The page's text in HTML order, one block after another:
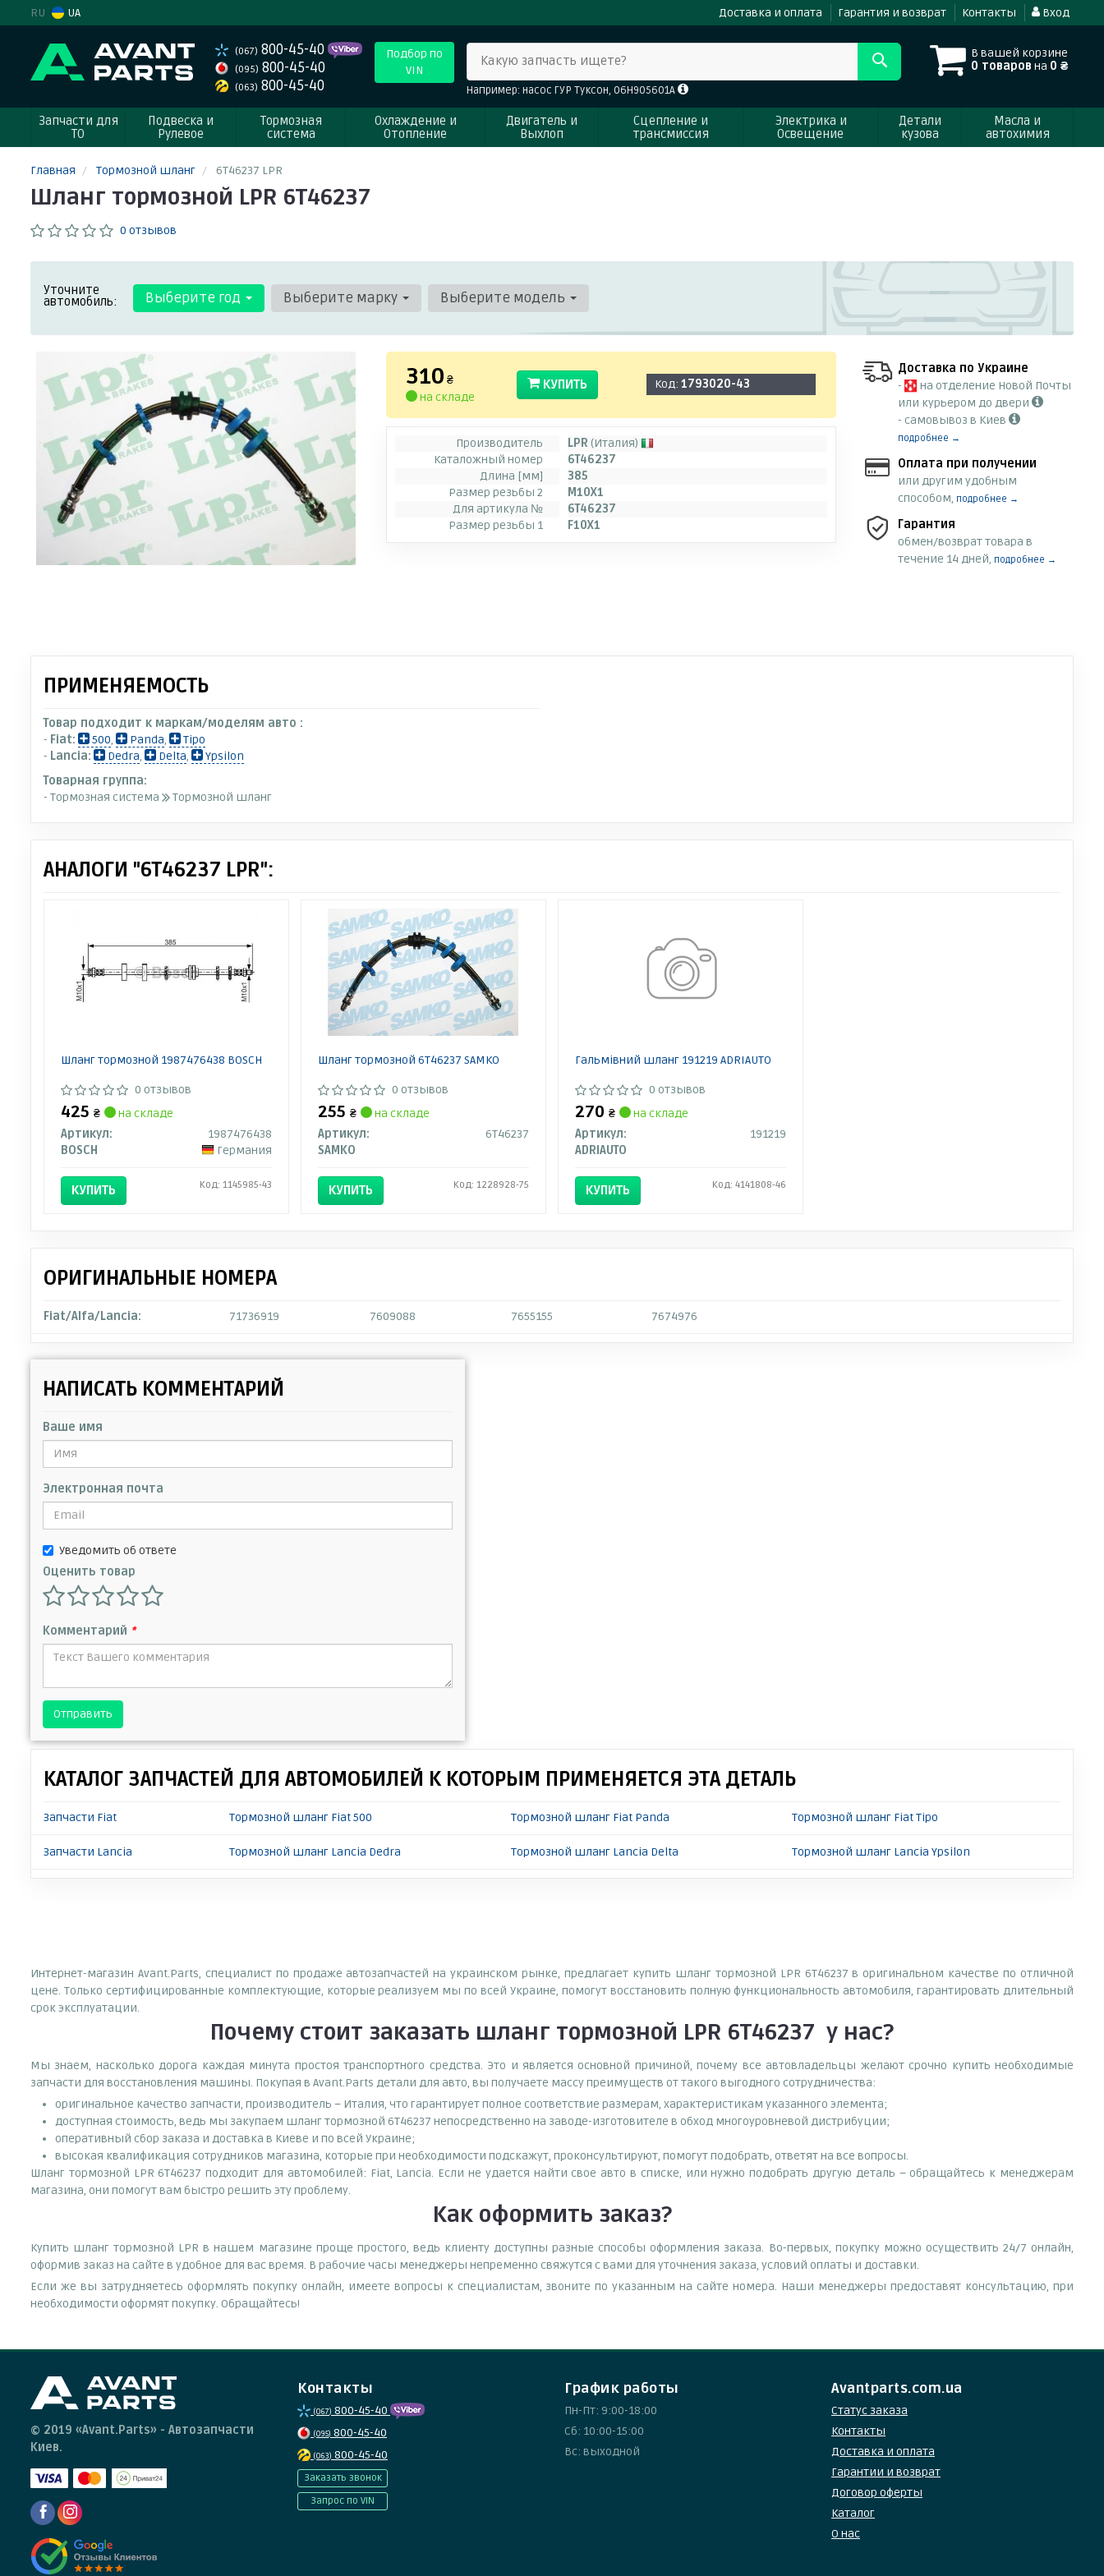
RU UA Доставка и оплата Гарантия и возврат Контакты Вход
(067) 800-45-40
(095) 800-45-40
(063) 800-45-40
Подбор по
VIN
В вашей корзине
0 товаров на 0 ₴
Какую запчасть ищете?
Например: насос ГУР Туксон, 06H905601A
Запчасти для
ТО
Подвеска и
Рулевое
Тормозная
система
Охлаждение и
Отопление
Двигатель и
Выхлоп
Сцепление и
трансмиссия
Электрика и
Освещение
Детали
кузова
Масла и
автохимия
Главная Тормозной шланг 6T46237 LPR
Шланг тормозной LPR 6T46237
0 отзывов
Уточните
автомобиль: Выберите год Выберите марку Выберите модель
310 ₴
на складе
КУПИТЬ Код:1793020-43
Производитель LPR (Италия)
Каталожный номер
6T46237
Длина [мм]
385
Размер резьбы 2
M10X1
Для артикула №
6T46237
Размер резьбы 1
F10X1
Доставка по Украине
-
на отделение Новой Почты
или курьером до двери
- самовывоз в Киев
подробнее →
Оплата при получении
или другим удобным
способом, подробнее →
Гарантия
обмен/возврат товара в
течение 14 дней, подробнее →
ПРИМЕНЯЕМОСТЬ
Товар подходит к маркам/моделям авто :
- Fiat: 500, Panda,
Tipo
- Lancia: Dedra, Delta,
Ypsilon
Товарная группа:
- Тормозная система
Тормозной шланг
АНАЛОГИ "6T46237 LPR":
Шланг тормозной 1987476438 BOSCH
0 отзывов
425 ₴
на складе
Артикул:
1987476438
BOSCH
Германия
КУПИТЬ Код: 1145985-43
Шланг тормозной 6T46237 SAMKO
0 отзывов
255 ₴
на складе
Артикул:
6T46237
SAMKO
КУПИТЬ Код: 1228928-75
Гальмівний шланг 191219 ADRIAUTO
0 отзывов
270 ₴
на складе
Артикул:
191219
ADRIAUTO
КУПИТЬ Код: 4141808-46
ОРИГИНАЛЬНЫЕ НОМЕРА
Fiat/Alfa/Lancia: 71736919 7609088 7655155 7674976
НАПИСАТЬ КОММЕНТАРИЙ
Ваше имя
Электронная почта
Уведомить об ответе
Оценить товар
Комментарий *
Отправить
КАТАЛОГ ЗАПЧАСТЕЙ ДЛЯ АВТОМОБИЛЕЙ К КОТОРЫМ ПРИМЕНЯЕТСЯ ЭТА ДЕТАЛЬ
Запчасти Fiat Тормозной шланг Fiat 500 Тормозной шланг Fiat Panda Тормозной шланг Fiat Tipo
Запчасти Lancia Тормозной шланг Lancia Dedra Тормозной шланг Lancia Delta Тормозной шланг Lancia Ypsilon
Интернет-магазин Avant.Parts, специалист по продаже автозапчастей на украинском рынке, предлагает купить шланг тормозной LPR 6T46237 в оригинальном качестве по отличной
цене. Только сертифицированные комплектующие, которые реализуем мы по всей Украине, помогут восстановить полную функциональность автомобиля, гарантировать длительный
срок эксплуатации.
Почему стоит заказать шланг тормозной LPR 6T46237 у нас?
Мы знаем, насколько дорога каждая минута простоя транспортного средства. Это и является основной причиной, почему все автовладельцы желают срочно купить необходимые
запчасти для восстановления машины. Покупая в Avant.Parts детали для авто, вы получаете массу преимуществ от такого выгодного сотрудничества:
оригинальное качество запчасти, производитель – Италия, что гарантирует полное соответствие размерам, характеристикам указанного элемента;
доступная стоимость, ведь мы закупаем шланг тормозной 6T46237 непосредственно на заводе-изготовителе в обход многоуровневой дистрибуции;
оперативный сбор заказа и доставка в Киеве и по всей Украине;
высокая квалификация сотрудников магазина, которые при необходимости подскажут, проконсультируют, помогут подобрать, ответят на все вопросы.
Шланг тормозной LPR 6T46237 подходит для автомобилей: Fiat, Lancia. Если не удается найти свое авто в списке, или нужно подобрать другую деталь – обращайтесь к менеджерам
магазина, они помогут вам быстро решить эту проблему.
Как оформить заказ?
Купить шланг тормозной LPR в нашем магазине проще простого, ведь клиенту доступны разные способы оформления заказа. Во-первых, покупку можно осуществить 24/7 онлайн,
оформив заказ на сайте в удобное для вас время. В рабочие часы менеджеры непременно свяжутся с вами для уточнения заказа, условий оплаты и доставки.
Если же вы затрудняетесь оформлять покупку онлайн, имеете вопросы к специалистам, звоните по указанным на сайте номера. Наши менеджеры предоставят консультацию, при
необходимости оформят покупку. Обращайтесь!
© 2019 «Avant.Parts» - Автозапчасти
Киев.
Контакты
(067) 800-45-40
(095) 800-45-40
(063) 800-45-40
Заказать звонок
Запрос по VIN
График работы
Пн-Пт: 9:00-18:00
Сб: 10:00-15:00
Вс: выходной
Avantparts.com.ua
Статус заказа
Контакты
Доставка и оплата
Гарантии и возврат
Договор оферты
Каталог
О нас